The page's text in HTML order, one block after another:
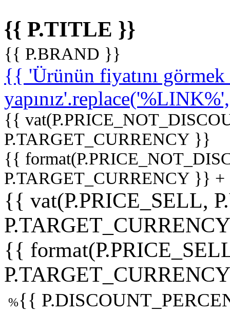
{{ P.TITLE }}
{{ P.BRAND }}
{{ 'Ürünün fiyatını
{{
P.TARGET_CURRENCY }}
{{
P.TARGET_CURRENCY }}
{{ vat(P.PRICE_SELL,
{{
%{{